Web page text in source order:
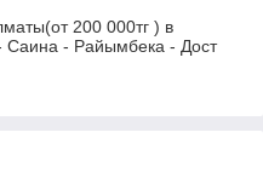
200 000тг ) в
Саина - Райымбека - Дост